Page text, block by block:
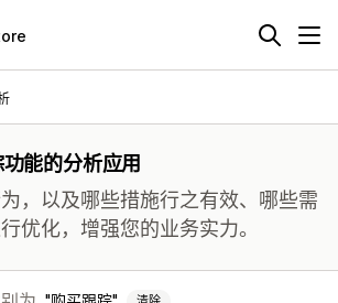
能的分析应用
，以及哪些措施行之有效、哪些需
优化，增强您的业务实力。